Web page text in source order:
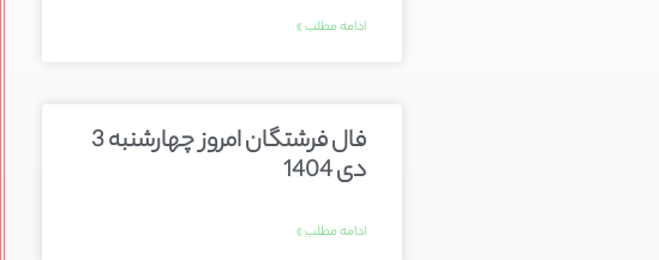
ادامه مطلب »
فال فرشتگان امروز چهارشنبه 3
دی 1404
ادامه مطلب »